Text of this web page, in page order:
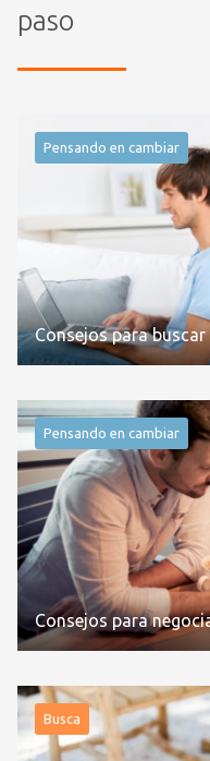
paso
Pensando en cambiar
Consejos para
Pensando en cambiar
Consejos para
Busca